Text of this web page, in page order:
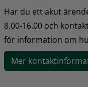
Har du ett akut
8.00-16.00 och
för information om
Mer